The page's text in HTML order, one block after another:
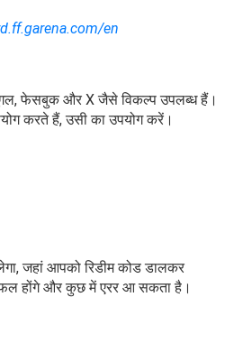
en
फेसबुक और X जैसे विकल्प उपलब्ध हैं।
करते हैं, उसी का उपयोग करें।
जहां आपको रिडीम कोड डालकर
होंगे और कुछ में एरर आ सकता है।